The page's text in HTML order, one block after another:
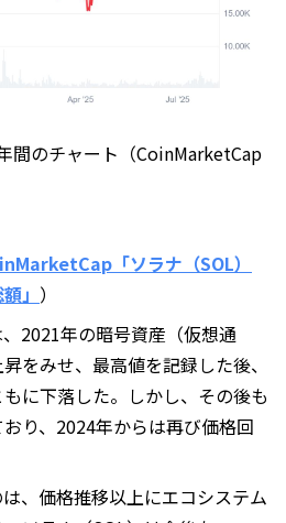
間のチャート（CoinMarketCap
「ソラナ（SOL）
」 ）
2021年の暗号資産（仮想通
をみせ、最高値を記録した後、
に下落した。しかし、その後も
り、2024年からは再び価格回
、価格推移以上にエコシステム